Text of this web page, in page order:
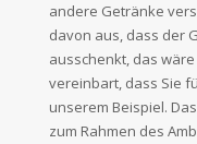
andere Getränke
davon aus, dass der
ausschenkt, das
vereinbart, dass Sie
unserem Beispiel.
zum Rahmen des